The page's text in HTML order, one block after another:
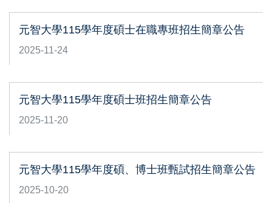
元智大學115學年度碩士在職專班招生簡章公告
2025-11-24
元智大學115學年度碩士班招生簡章公告
2025-11-20
元智大學115學年度碩、博士班甄試招生簡章公告
2025-10-20